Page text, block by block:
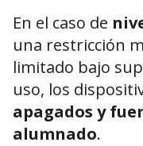
En el caso de
una restricción
limitado bajo
uso, los
apagados y
alumnado.